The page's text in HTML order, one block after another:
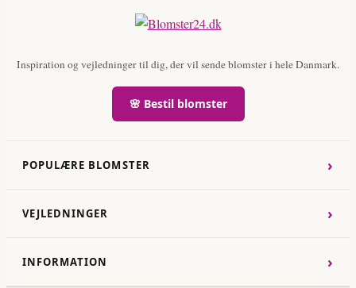
Inspiration og vejledninger til dig, der vil sende blomster i hele Danmark.
🌸 Bestil blomster
POPULÆRE BLOMSTER ›
VEJLEDNINGER ›
INFORMATION ›